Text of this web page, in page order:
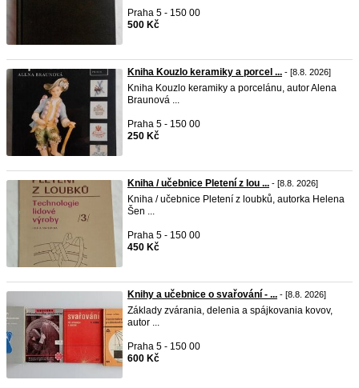
Praha 5 - 150 00
500 Kč
Kniha Kouzlo keramiky a porcel ... - [8.8. 2026]
Kniha Kouzlo keramiky a porcelánu, autor Alena
Braunová ...
Praha 5 - 150 00
250 Kč
Kniha / učebnice Pletení z lou ... - [8.8. 2026]
Kniha / učebnice Pletení z loubků, autorka Helena
Šen ...
Praha 5 - 150 00
450 Kč
Knihy a učebnice o svařování - ... - [8.8. 2026]
Základy zvárania, delenia a spájkovania kovov,
autor ...
Praha 5 - 150 00
600 Kč